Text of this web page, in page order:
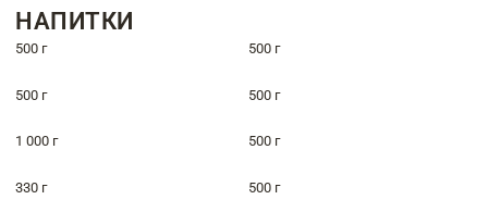
НАПИТКИ
500 г 500 г
500 г 500 г
1 000 г 500 г
330 г 500 г